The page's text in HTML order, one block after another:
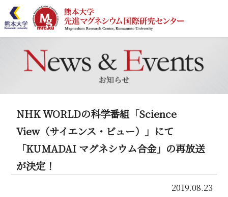
NHK WORLDの科学番組「Science
View（サイエンス・ビュー）」にて
「KUMADAI マグネシウム合金」の再放送
が決定！
2019.08.23
ホーム
MRCとは
業績リスト
共同利用
連携